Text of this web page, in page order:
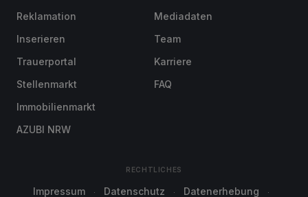
Reklamation
Inserieren
Trauerportal
Stellenmarkt
Immobilienmarkt
AZUBI NRW
Mediadaten
Team
Karriere
FAQ
RECHTLICHES
Impressum Datenschutz Datenerhebung